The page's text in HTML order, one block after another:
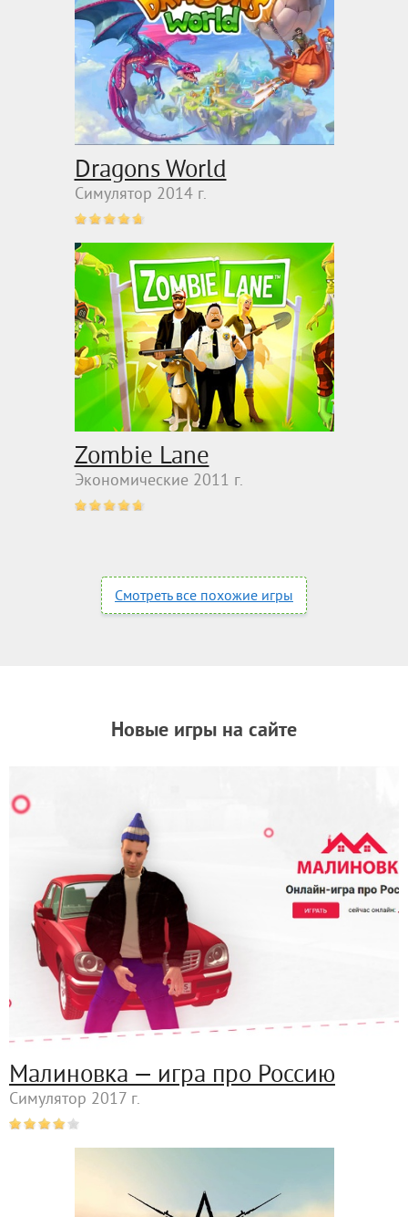
Dragons World
Симулятор 2014 г.
Zombie Lane
Экономические 2011 г.
Смотреть все похожие игры
Новые игры на сайте
Малиновка — игра про Россию
Симулятор 2017 г.